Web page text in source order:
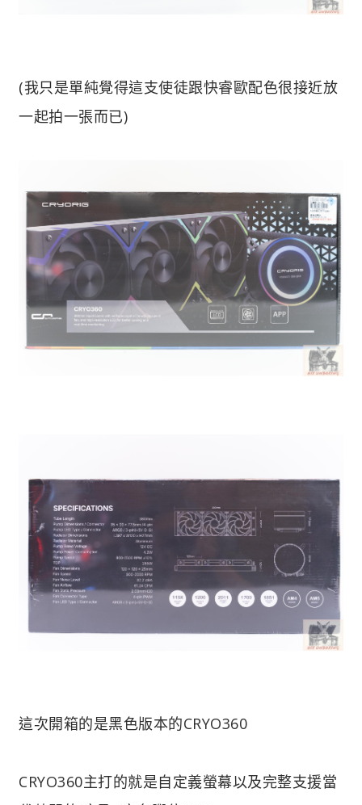
(我只是單純覺得這支使徒跟快睿歐配色很接近放
一起拍一張而已)
這次開箱的是黑色版本的CRYO360
CRYO360主打的就是自定義螢幕以及完整支援當